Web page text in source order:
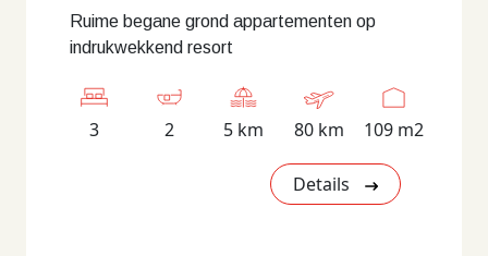
Ruime begane grond appartementen op
indrukwekkend resort
3 2 5 km 80 km 109 m2
Details